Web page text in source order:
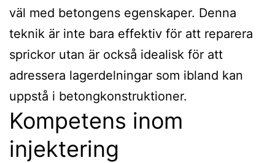
väl med betongens egenskaper. Denna
teknik är inte bara effektiv för att reparera
sprickor utan är också idealisk för att
adressera lagerdelningar som ibland kan
uppstå i betongkonstruktioner.
Kompetens inom
injektering